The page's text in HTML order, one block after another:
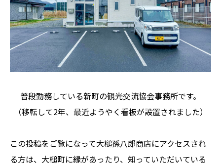
普段勤務している新町の観光交流協会事務所です。
（移転して2年、最近ようやく看板が設置されました）
この投稿をご覧になって大槌孫八郎商店にアクセスされ
る方は、大槌町に縁があったり、知っていただいている